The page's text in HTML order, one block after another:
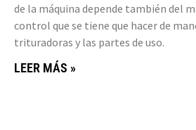
de la máquina depende también del
control que se tiene que hacer de
trituradoras y las partes de uso.
LEER MÁS »